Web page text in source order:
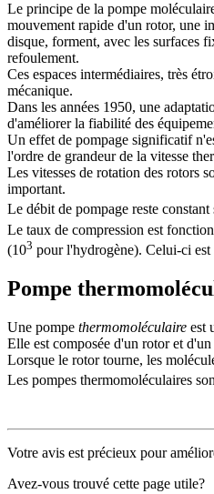
Le principe de la pompe
mouvement rapide d'un rotor, une
disque, forment, avec les surfaces
refoulement.
Ces espaces intermédiaires, très
mécanique.
Dans les années 1950, une
d'améliorer la fiabilité des
Un effet de pompage significatif
l'ordre de grandeur de la vitesse
Les vitesses de rotation des rotors
important.
Le débit de pompage reste
Le taux de compression est
(103 pour l'hydrogène). Celui-ci est
Pompe
Une pompe thermomoléculaire est
Elle est composée d'un rotor et
Lorsque le rotor tourne, les
Les pompes thermomoléculaires
Votre avis est précieux pour
Avez-vous trouvé cette page utile?